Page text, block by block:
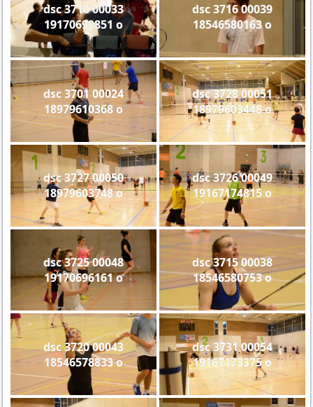
dsc 3710 00033
19170699851 o
dsc 3716 00039
18546580163 o
dsc 3701 00024
18979610368 o
dsc 3728 00051
18979603448 o
dsc 3727 00050
18979603748 o
dsc 3726 00049
19167174815 o
dsc 3725 00048
19170696161 o
dsc 3715 00038
18546580753 o
dsc 3720 00043
18546578833 o
dsc 3731 00054
19167173375 o